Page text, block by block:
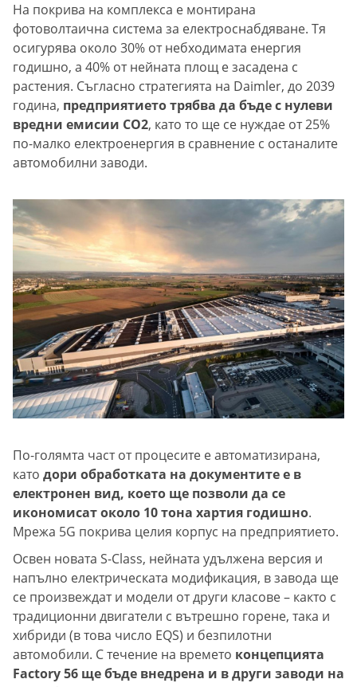
На покрива на комплекса е монтирана
фотоволтаична система за електроснабдяване. Тя
осигурява около 30% от небходимата енергия
годишно, а 40% от нейната площ е засадена с
растения. Съгласно стратегията на Daimler, до 2039
година, предприятието трябва да бъде с нулеви
вредни емисии СО2, като то ще се нуждае от 25%
по-малко електроенергия в сравнение с останалите
автомобилни заводи.
По-голямта част от процесите е автоматизирана,
като дори обработката на документите е в
електронен вид, което ще позволи да се
икономисат около 10 тона хартия годишно.
Мрежа 5G покрива целия корпус на предприятието.
Освен новата S-Class, нейната удължена версия и
напълно електрическата модификация, в завода ще
се произвеждат и модели от други класове – както с
традиционни двигатели с вътрешно горене, така и
хибриди (в това число EQS) и безпилотни
автомобили. С течение на времето концепцията
Factory 56 ще бъде внедрена и в други заводи на